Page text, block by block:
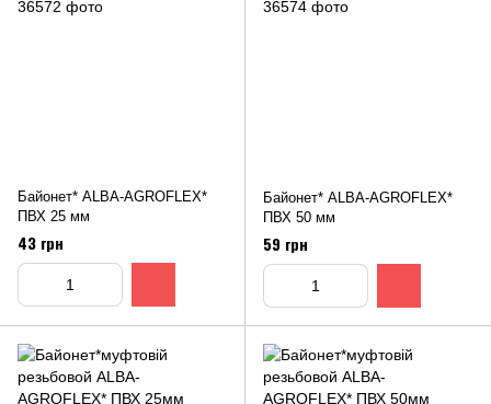
Байонет* ALBA-AGROFLEX*
ПВХ 25 мм
43 грн
Байонет* ALBA-AGROFLEX*
ПВХ 50 мм
59 грн